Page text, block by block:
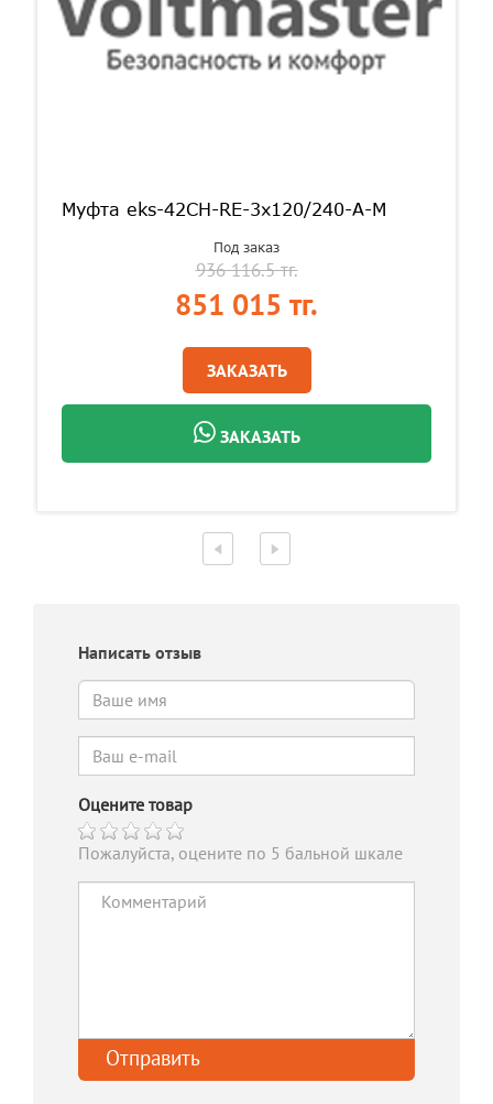
Муфта eks-42CH-RE-3х120/240-A-M
Под заказ
936 116.5 тг.
851 015 тг.
ЗАКАЗАТЬ
ЗАКАЗАТЬ
Написать отзыв
Оцените товар
Пожалуйста, оцените по 5 бальной шкале